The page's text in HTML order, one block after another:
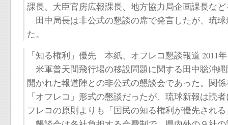
課長、大臣官房広報課長、地方協力局企画課長な
田中局長は非公式の懇談の席で発言したが、琉
た。
「知る権利」優先 本紙、オフレコ懇談報道 2011年
米軍普天間飛行場の移設問題に関する田中聡沖
開かれた報道陣との非公式の懇談会であった。関
「オフレコ」形式の懇談だったが、琉球新報は読
フレコの原則よりも「国民の知る権利が優先され